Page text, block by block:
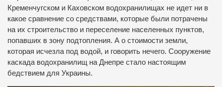
Кременчугском и Каховском водохранилищах не идет ни в
какое сравнение со средствами, которые были потрачены
на их строительство и переселение населенных пунктов,
попавших в зону подтопления. А о стоимости земли,
которая исчезла под водой, и говорить нечего. Сооружение
каскада водохранилищ на Днепре стало настоящим
бедствием для Украины.